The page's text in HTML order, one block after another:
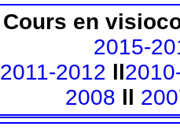
Cours en
2015-
2011-2012 ll
2008 ll